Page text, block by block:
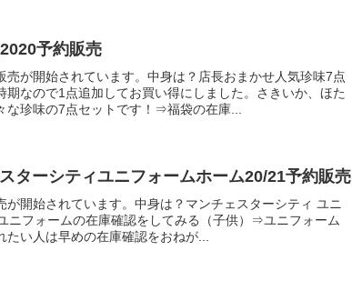
予約販売
売が開始されています。中身は？店長おまかせ人気珍味7点
期なので1点追加してお買い得にしました。さきいか、ほた
な珍味の7点セットです！⇒福袋の在庫...
ターシティユニフォームホーム20/21予約販売
が開始されています。中身は？マンチェスターシティ ユニ
ニフォームの在庫確認をしてみる（子供）⇒ユニフォーム
たい人は早めの在庫確認をおねが...